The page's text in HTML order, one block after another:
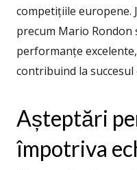
competițiile europene.
precum Mario Rondon
performanțe
contribuind la succesul
Așteptări
împotriva